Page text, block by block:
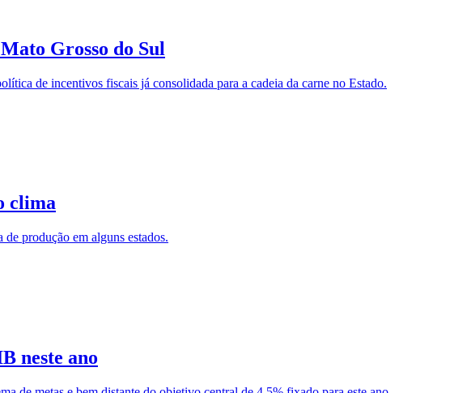
Grosso do Sul
de incentivos fiscais já consolidada para a cadeia da carne no Estado.
clima
produção em alguns estados.
neste ano